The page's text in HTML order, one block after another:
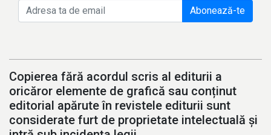
Abonează-te
Copierea fără acordul scris al editurii a
oricăror elemente de grafică sau conținut
editorial apărute în revistele editurii sunt
considerate furt de proprietate intelectuală și